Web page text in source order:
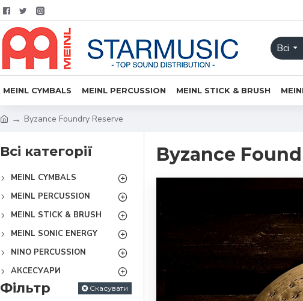
Всі
MEINL CYMBALS MEINL PERCUSSION MEINL STICK & BRUSH
Byzance Foundry Reserve
Всі категорії
MEINL CYMBALS
MEINL PERCUSSION
MEINL STICK & BRUSH
MEINL SONIC ENERGY
NINO PERCUSSION
АКСЕСУАРИ
Фільтр Скасувати
Byzance